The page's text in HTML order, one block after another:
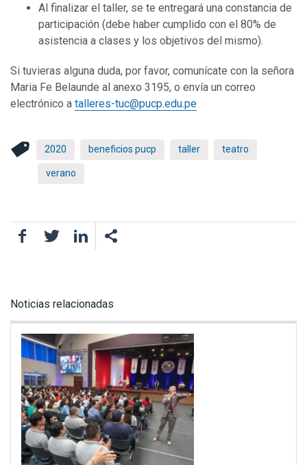
Al finalizar el taller, se te entregará una constancia de
participación (debe haber cumplido con el 80% de
asistencia a clases y los objetivos del mismo).
Si tuvieras alguna duda, por favor, comunícate con la señora
Maria Fe Belaunde al anexo 3195, o envía un correo
electrónico a talleres-tuc@pucp.edu.pe
2020 beneficios pucp taller teatro
verano
FacebookTwitter LinkedIn
Noticias relacionadas